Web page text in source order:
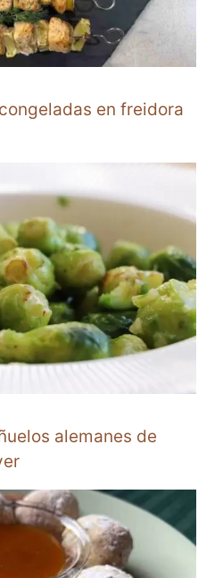
en freidora
alemanes de